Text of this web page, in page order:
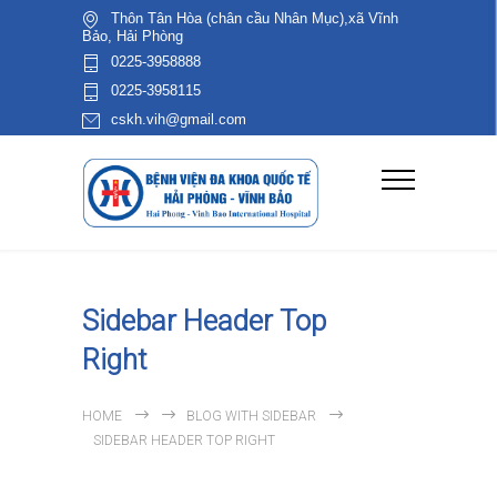
Thôn Tân Hòa (chân cầu Nhân Mục),xã Vĩnh
Bảo, Hải Phòng
0225-3958888
0225-3958115
cskh.vih@gmail.com
Sidebar Header Top
Right
HOME
BLOG WITH SIDEBAR
SIDEBAR HEADER TOP RIGHT